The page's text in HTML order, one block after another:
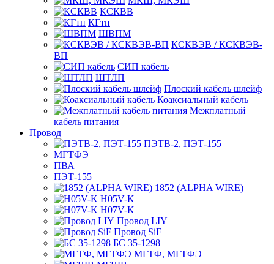
КСКВВ
КГтп
ШВПМ
КСКВЭВ / КСКВЭВ-
ВП
СИП кабель
ШТЛП
Плоский кабель шлейф
Коаксиальный кабель
Межплатный
кабель питания
Провод
ПЭТВ-2, ПЭТ-155
МГТФЭ
ПВА
ПЭТ-155
1852 (ALPHA WIRE)
H05V-K
H07V-K
Провод LIY
Провод SiF
БС 35-1298
МГТФ, МГТФЭ